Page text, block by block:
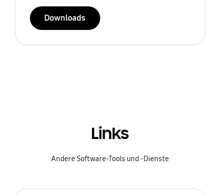
Downloads
Links
Andere Software-Tools und -Dienste